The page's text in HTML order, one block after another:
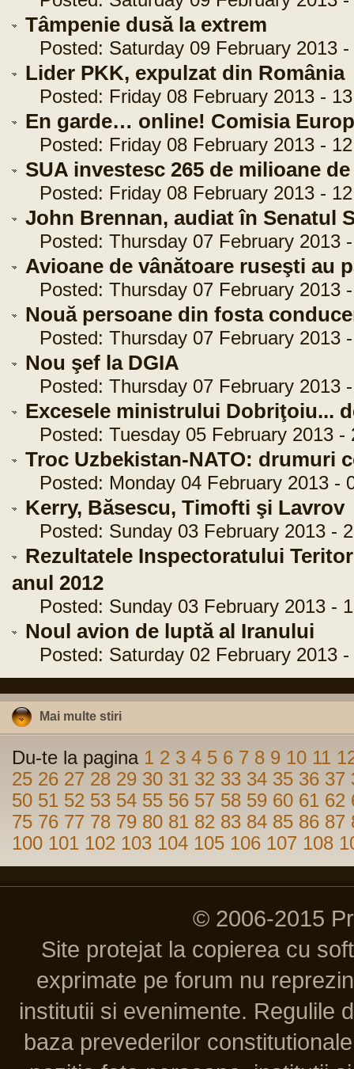
Tâmpenie dusă la extrem
Posted: Saturday 09 February 2013 -
Lider PKK, expulzat din România
Posted: Friday 08 February 2013 -
En garde… online! Comisia
Posted: Friday 08 February 2013 -
SUA investesc 265 de milioane
Posted: Friday 08 February 2013 -
John Brennan, audiat în Senatul
Posted: Thursday 07 February 2013
Avioane de vânătoare ruseşti au
Posted: Thursday 07 February 2013 -
Nouă persoane din fosta
Posted: Thursday 07 February 2013 -
Nou şef la DGIA
Posted: Thursday 07 February 2013
Excesele ministrului Dobriţoiu...
Posted: Tuesday 05 February 2013 -
Troc Uzbekistan-NATO: drumuri
Posted: Monday 04 February 2013 -
Kerry, Băsescu, Timofti şi Lavrov
Posted: Sunday 03 February 2013 -
Rezultatele Inspectoratului
anul 2012
Posted: Sunday 03 February 2013 -
Noul avion de luptă al Iranului
Posted: Saturday 02 February 2013 -
Mai multe stiri
Du-te la pagina 1 2 3 4 5 6 7 8 9 10 11
25 26 27 28 29 30 31 32 33 34 35 36 37
50 51 52 53 54 55 56 57 58 59 60 61 62
75 76 77 78 79 80 81 82 83 84 85 86 87
100 101 102 103 104 105 106 107 108
© 2006-2015
Site protejat la copierea cu
exprimate pe forum nu
institutii si evenimente. Regulile
baza prevederilor